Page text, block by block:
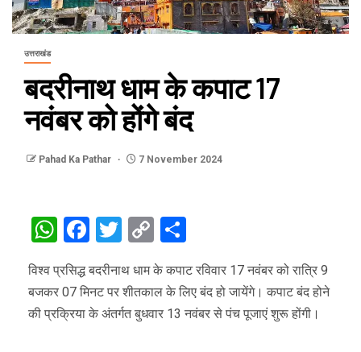
उत्तराखंड
बदरीनाथ धाम के कपाट 17
नवंबर को होंगे बंद
Pahad Ka Pathar 7 November 2024
WhatsApp
Facebook
Twitter
Copy
Link
विश्व प्रसिद्ध बदरीनाथ धाम के कपाट रविवार 17 नवंबर को रात्रि 9
बजकर 07 मिनट पर शीतकाल के लिए बंद हो जायेंगे। कपाट बंद होने
की प्रक्रिया के अंतर्गत बुधवार 13 नवंबर से पंच पूजाएं शुरू होंगी।